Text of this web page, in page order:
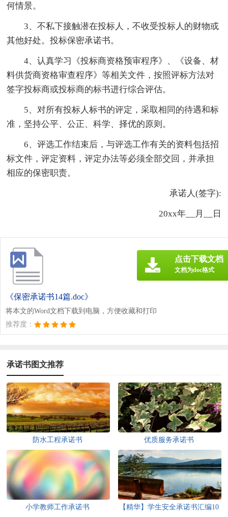
何情景。
3、不私下接触潜在投标人，不收受投标人的财物或
其他好处。投标保密承诺书。
4、认真学习《投标商资格预审程序》、《设备、材
料供货商资格审查程序》等相关文件，按照评标方法对
签字投标商或投标商的标书进行综合评估。
5、对所有投标人标书的评定，采取相同的待遇和标
准，坚持公平、公正、科学、择优的原则。
6、评选工作结束后，与评选工作有关的资料包括招
标文件，评定资料，评定办法等必须全部交回，并承担
相应的保密职责。
承诺人(签字):
20xx年__月__日
《保密承诺书14篇.doc》
将本文的Word文档下载到电脑，方便收藏和打印
推荐度：
点击下载文档
文档为doc格式
承诺书图文推荐
防水工程承诺书 优质服务承诺书
小学教师工作承诺书 【精华】学生安全承诺书汇编10